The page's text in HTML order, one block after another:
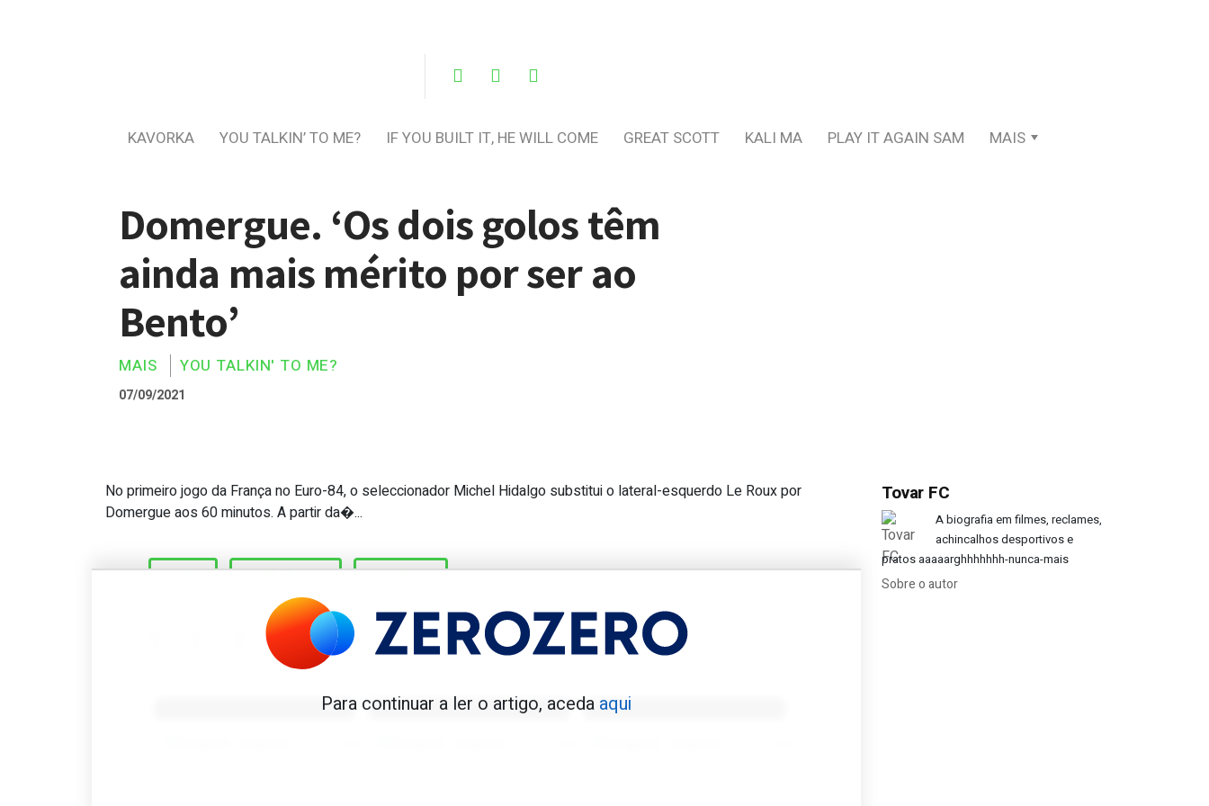
KAVORKA YOU TALKIN’ TO ME? IF YOU BUILT IT, HE WILL COME GREAT SCOTT KALI MA PLAY IT AGAIN SAM MAIS
Domergue. ‘Os dois golos têm
ainda mais mérito por ser ao
Bento’
MAIS YOU TALKIN' TO ME?
07/09/2021
Domergue. ‘Os dois golos têm ainda mais mérito por ser ao Bento’
No primeiro jogo da França no Euro-84, o seleccionador Michel Hidalgo substitui o lateral-esquerdo Le Roux por
Domergue aos 60 minutos. A partir da�...
1984 DOMERGUE FRANÇA
Para continuar a ler o artigo, aceda aqui
Tovar FC
A biografia em filmes, reclames,
achincalhos desportivos e
pratos aaaaarghhhhhhh-nunca-mais
Sobre o autor